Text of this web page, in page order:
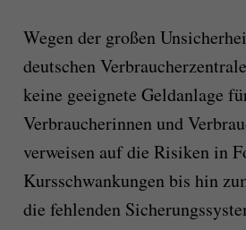
Wegen der großen
deutschen
keine geeignete Geldanlage
Verbraucherinnen und
verweisen auf die Risiken in
Kursschwankungen bis hin
die fehlenden